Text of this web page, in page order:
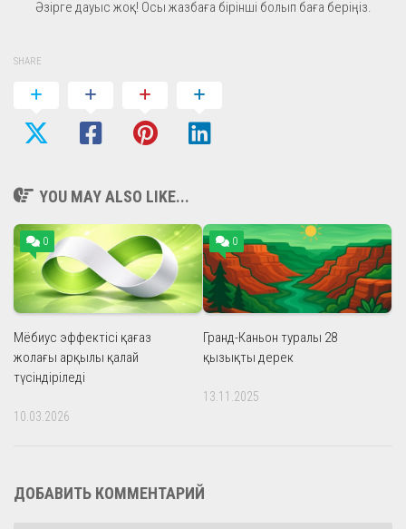
Әзірге дауыс жоқ! Осы жазбаға бірінші болып баға беріңіз.
SHARE
YOU MAY ALSO LIKE...
0
Мёбиус эффектісі қағаз
жолағы арқылы қалай
түсіндіріледі
10.03.2026
0
Гранд-Каньон туралы 28
қызықты дерек
13.11.2025
ДОБАВИТЬ КОММЕНТАРИЙ